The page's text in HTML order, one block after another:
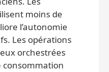
moins de
l’autonomie
Les opérations
orchestrées
consommation